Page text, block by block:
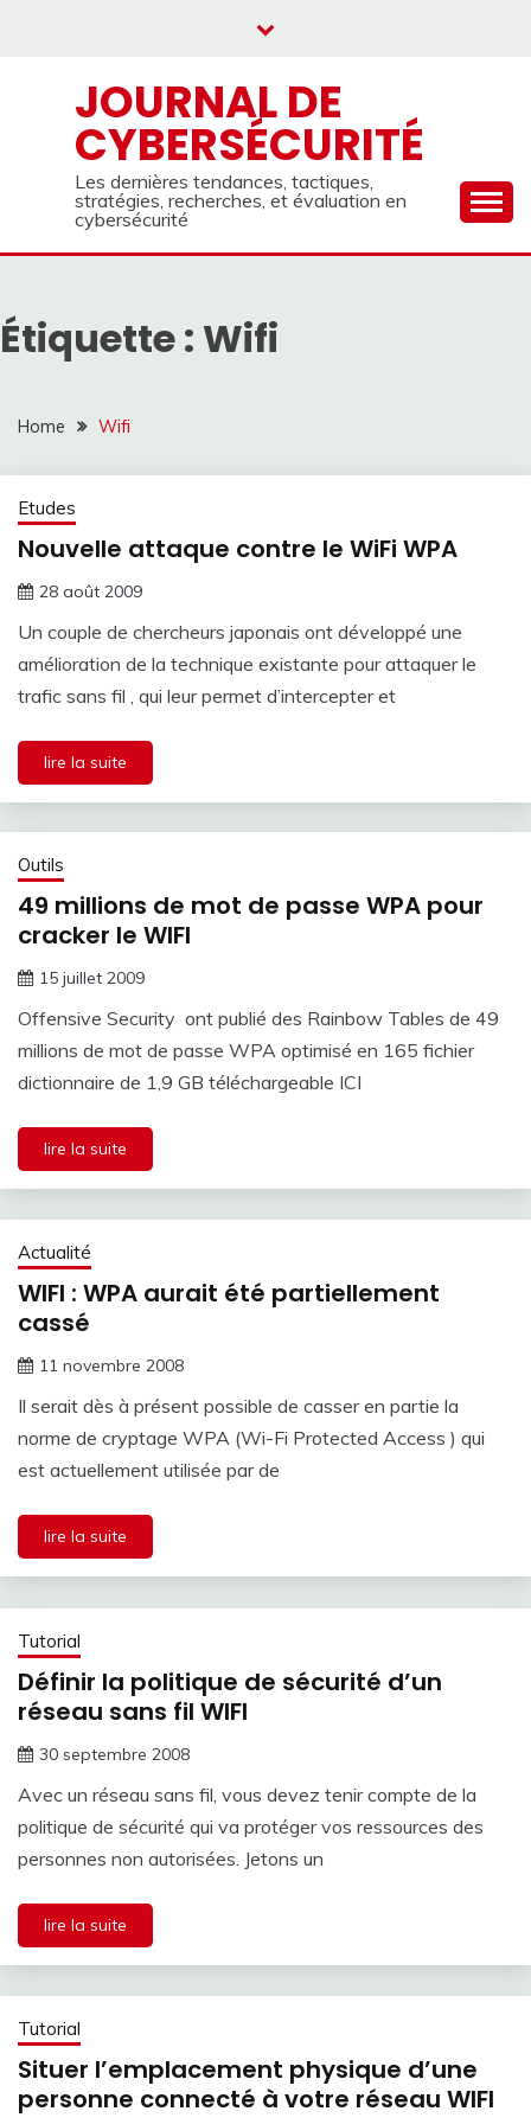
JOURNAL DE
CYBERSÉCURITÉ
Les dernières tendances, tactiques,
stratégies, recherches, et évaluation en
cybersécurité
Étiquette : Wifi
Home Wifi
Etudes
Nouvelle attaque contre le WiFi WPA
28 août 2009
Un couple de chercheurs japonais ont développé une
amélioration de la technique existante pour attaquer le
trafic sans fil , qui leur permet d’intercepter et
lire la suite
Outils
49 millions de mot de passe WPA pour
cracker le WIFI
15 juillet 2009
Offensive Security ont publié des Rainbow Tables de 49
millions de mot de passe WPA optimisé en 165 fichier
dictionnaire de 1,9 GB téléchargeable ICI
lire la suite
Actualité
WIFI : WPA aurait été partiellement
cassé
11 novembre 2008
Il serait dès à présent possible de casser en partie la
norme de cryptage WPA (Wi-Fi Protected Access ) qui
est actuellement utilisée par de
lire la suite
Tutorial
Définir la politique de sécurité d’un
réseau sans fil WIFI
30 septembre 2008
Avec un réseau sans fil, vous devez tenir compte de la
politique de sécurité qui va protéger vos ressources des
personnes non autorisées. Jetons un
lire la suite
Tutorial
Situer l’emplacement physique d’une
personne connecté à votre réseau WIFI